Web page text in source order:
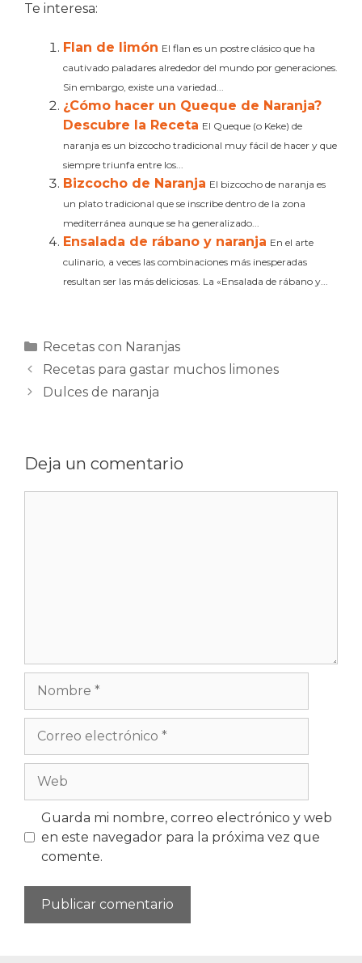
Te interesa:
Flan de limón El flan es un postre clásico que ha
cautivado paladares alrededor del mundo por generaciones.
Sin embargo, existe una variedad...
¿Cómo hacer un Queque de Naranja?
Descubre la Receta El Queque (o Keke) de
naranja es un bizcocho tradicional muy fácil de hacer y que
siempre triunfa entre los...
Bizcocho de Naranja El bizcocho de naranja es
un plato tradicional que se inscribe dentro de la zona
mediterránea aunque se ha generalizado...
Ensalada de rábano y naranja En el arte
culinario, a veces las combinaciones más inesperadas
resultan ser las más deliciosas. La «Ensalada de rábano y...
Categorías
Recetas con Naranjas
Recetas para gastar muchos limones
Dulces de naranja
Deja un comentario
Nombre
electrónico
Guarda mi nombre, correo electrónico y web
en este navegador para la próxima vez que
comente.